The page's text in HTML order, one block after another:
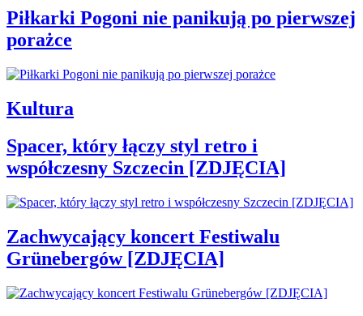
Piłkarki Pogoni nie panikują po pierwszej
porażce
Kultura
Spacer, który łączy styl retro i
współczesny Szczecin [ZDJĘCIA]
Zachwycający koncert Festiwalu
Grünebergów [ZDJĘCIA]